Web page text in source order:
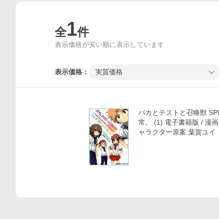
全1件
表示価格が安い順に表示しています
表示価格： 実質価格
バカとテストと召喚獣
常。 (1) 電子書籍版 / 漫
ャラクター原案:葉賀ユイ